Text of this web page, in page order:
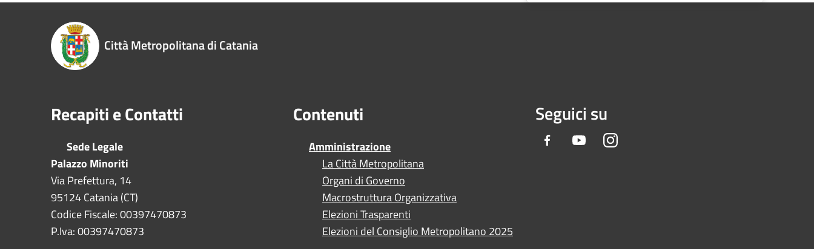
Città Metropolitana di Catania
Recapiti e Contatti
Sede Legale
Palazzo Minoriti
Via Prefettura, 14
95124 Catania (CT)
Codice Fiscale: 00397470873
P.Iva: 00397470873
Contenuti
Amministrazione
La Città Metropolitana
Organi di Governo
Macrostruttura Organizzativa
Elezioni Trasparenti
Elezioni del Consiglio Metropolitano 2025
Seguici su
Facebook YoutubeInstagram